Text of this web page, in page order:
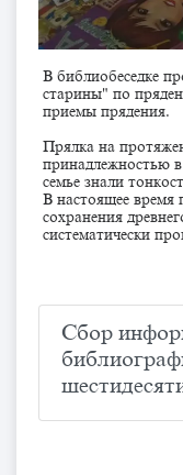
В библиобеседке
старины" по
приемы прядения.
Прялка на
принадлежностью
семье знали
В настоящее время
сохранения
систематически
Сбор